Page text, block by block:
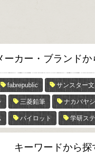
ーカー・ブランドか
fabrepublic サンスター
三菱鉛筆 ナカバヤシ
パイロット 学研ス
キーワードから探